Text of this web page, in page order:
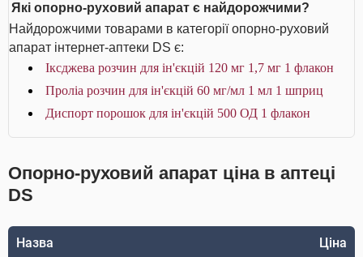
Які опорно-руховий апарат є найдорожчими?
Найдорожчими товарами в категорії опорно-руховий
апарат інтернет-аптеки DS є:
Іксджева розчин для ін'єкцій 120 мг 1,7 мг 1 флакон
Проліа розчин для ін'єкцій 60 мг/мл 1 мл 1 шприц
Диспорт порошок для ін'єкцій 500 ОД 1 флакон
Опорно-руховий апарат ціна в аптеці
DS
Назва Ціна